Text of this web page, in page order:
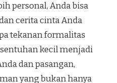
personal, Anda bisa
cerita cinta Anda
tekanan formalitas
kecil menjadi
dan pasangan,
yang bukan hanya